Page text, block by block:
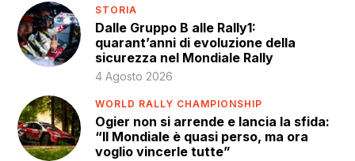
STORIA
Dalle Gruppo B alle Rally1:
quarant’anni di evoluzione della
sicurezza nel Mondiale Rally
4 Agosto 2026
WORLD RALLY CHAMPIONSHIP
Ogier non si arrende e lancia la sfida:
“Il Mondiale è quasi perso, ma ora
voglio vincerle tutte”